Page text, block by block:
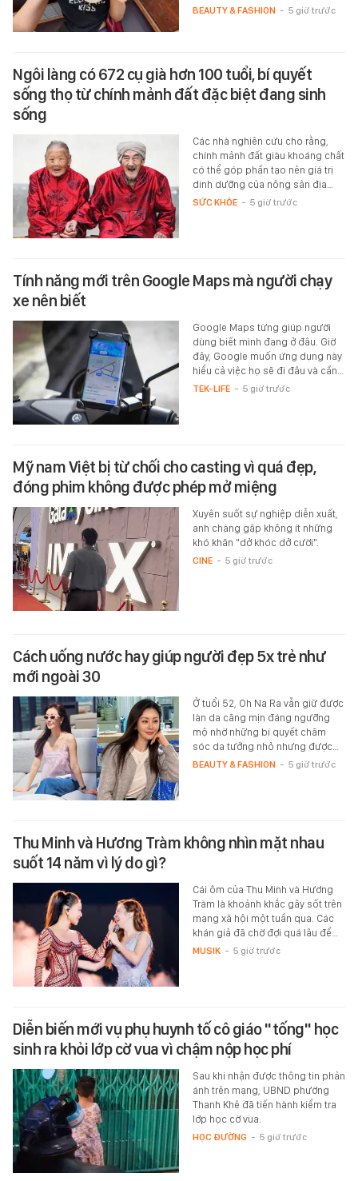
BEAUTY & FASHION - 5 giờ trước
Ngôi làng có 672 cụ già hơn 100 tuổi, bí quyết
sống thọ từ chính mảnh đất đặc biệt đang sinh
sống
Các nhà nghiên cứu cho rằng,
chính mảnh đất giàu khoáng chất
có thể góp phần tạo nên giá trị
dinh dưỡng của nông sản địa…
SỨC KHỎE - 5 giờ trước
Tính năng mới trên Google Maps mà người chạy
xe nên biết
Google Maps từng giúp người
dùng biết mình đang ở đâu. Giờ
đây, Google muốn ứng dụng này
hiểu cả việc họ sẽ đi đâu và cần…
TEK-LIFE - 5 giờ trước
Mỹ nam Việt bị từ chối cho casting vì quá đẹp,
đóng phim không được phép mở miệng
Xuyên suốt sự nghiệp diễn xuất,
anh chàng gặp không ít những
khó khăn "dở khóc dở cười".
CINE - 5 giờ trước
Cách uống nước hay giúp người đẹp 5x trẻ như
mới ngoài 30
Ở tuổi 52, Oh Na Ra vẫn giữ được
làn da căng mịn đáng ngưỡng
mộ nhờ những bí quyết chăm
sóc da tưởng nhỏ nhưng được…
BEAUTY & FASHION - 5 giờ trước
Thu Minh và Hương Tràm không nhìn mặt nhau
suốt 14 năm vì lý do gì?
Cái ôm của Thu Minh và Hương
Tràm là khoảnh khắc gây sốt trên
mạng xã hội một tuần qua. Các
khán giả đã chờ đợi quá lâu để…
MUSIK - 5 giờ trước
Diễn biến mới vụ phụ huynh tố cô giáo "tống" học
sinh ra khỏi lớp cờ vua vì chậm nộp học phí
Sau khi nhận được thông tin phản
ánh trên mạng, UBND phường
Thanh Khê đã tiến hành kiểm tra
lớp học cờ vua.
HỌC ĐƯỜNG - 5 giờ trước